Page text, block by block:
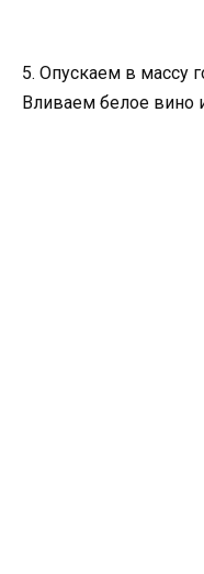
5. Опускаем в массу
Вливаем белое вино